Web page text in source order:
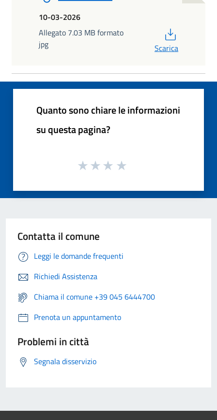
10-03-2026
Allegato 7.03 MB formato
jpg
Scarica
Quanto sono chiare le informazioni
su questa pagina?
Contatta il comune
Leggi le domande frequenti
Richiedi Assistenza
Chiama il comune +39 045 6444700
Prenota un appuntamento
Problemi in città
Segnala disservizio